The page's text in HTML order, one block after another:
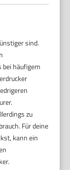
sind.
bei häufigem
zu
Für deine
kann ein